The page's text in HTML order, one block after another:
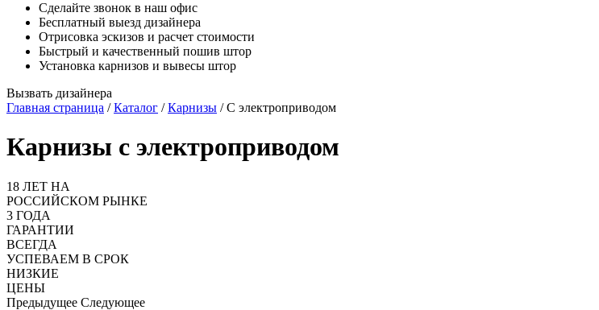
Сделайте звонок в наш офис
Бесплатный выезд дизайнера
Отрисовка эскизов и расчет стоимости
Быстрый и качественный пошив штор
Установка карнизов и вывесы штор
Вызвать дизайнера
Главная страница /Каталог /Карнизы / С электроприводом
Карнизы с электроприводом
18 ЛЕТ НА
РОССИЙСКОМ РЫНКЕ
3 ГОДА
ГАРАНТИИ
ВСЕГДА
УСПЕВАЕМ В СРОК
НИЗКИЕ
ЦЕНЫ
Предыдущее Следующее